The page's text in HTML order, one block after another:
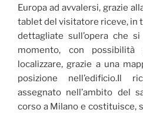
Europa ad avvalersi, grazie
tablet del visitatore riceve, in
dettagliate sull’opera che
momento, con
localizzare, grazie a una
posizione nell’edificio.Il
assegnato nell’ambito del
corso a Milano e costituisce,